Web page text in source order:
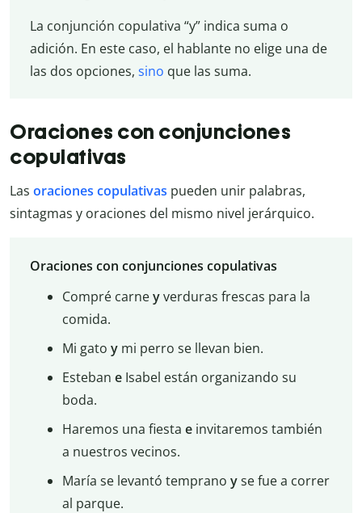
La conjunción copulativa “y” indica suma o
adición. En este caso, el hablante no elige una de
las dos opciones, sino que las suma.
Oraciones con conjunciones
copulativas
Las oraciones copulativas pueden unir palabras,
sintagmas y oraciones del mismo nivel jerárquico.
Oraciones con conjunciones copulativas
Compré carneyverduras frescas para la
comida.
Mi gato ymi perro se llevan bien.
Esteban eIsabel están organizando su
boda.
Haremos una fiesta einvitaremos también
a nuestros vecinos.
María se levantó temprano yse fue a correr
al parque.